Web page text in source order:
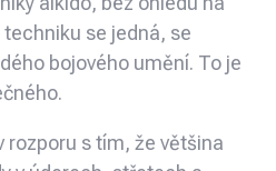
se jedná, se
bojového umění. To je
rozporu s tím, že většina